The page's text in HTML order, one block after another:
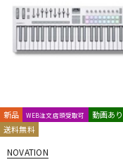
中古
新品 WEB注文店頭受取可
動画あり
送料無料
NOVATION